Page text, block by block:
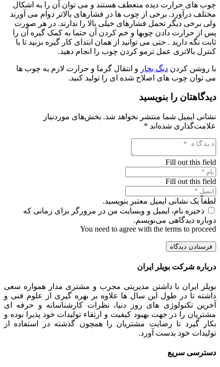
چوب های حرارت دیده منعطف هستند و می توان آن را به اشکال
مختلف درآورد. برخی از چوب ها در فشارهای بالاتر دوام می آورند
ولی برخی دیگر تحمل فشارهای خیلی بالا را ندارند. در هر صورت
پس از حرارت دادن چوبها و خم کردن آن حتما به کمک گیره آن را
ثابت نگه دارید . حتی می توانید از همان ابتدای کار گیره بزنید تا با
کنترل بالاتری عمل ترمو کردن چوب را انجام دهید.
با روشن کردن دیگ بخار و انتقال گرما و حرارت لازم به چوب ها
می توان چوب های اصلاح شده ای را تولید کنید.
دیدگاهتان را بنویسید
نشانی ایمیل شما منتشر نخواهد شد. بخش‌های موردنیاز
علامت‌گذاری شده‌اند *
Fill out this field
Fill out this field
لطفاً یک نشانی ایمیل معتبر بنویسید.
ذخیره نام، ایمیل و وبسایت من در مرورگر برای زمانی که
دوباره دیدگاهی می‌نویسم.
You need to agree with the terms to proceed
فرستادن دیدگاه
درباره شرکت بویلر ایران
بویلر ایران با داشتن مدیریتی مجرب و مشتری مدار همواره سعی
داشته تا در طول این سال ها علاوه بر بهره گیری از علوم فنی و
آخرین تکنولوژی های روز دنیا، نظرات کارشناسانه و حرفه ای
مشتریان را در جهت بهبود کیفیت و ارتقاء تولیدات خود پذیرا بوده و
بکار گیرد تا رضایت مشتریان را همچون گذشته در استفاده از
تولیدات خود بدست آورد.
دسترسی سریع